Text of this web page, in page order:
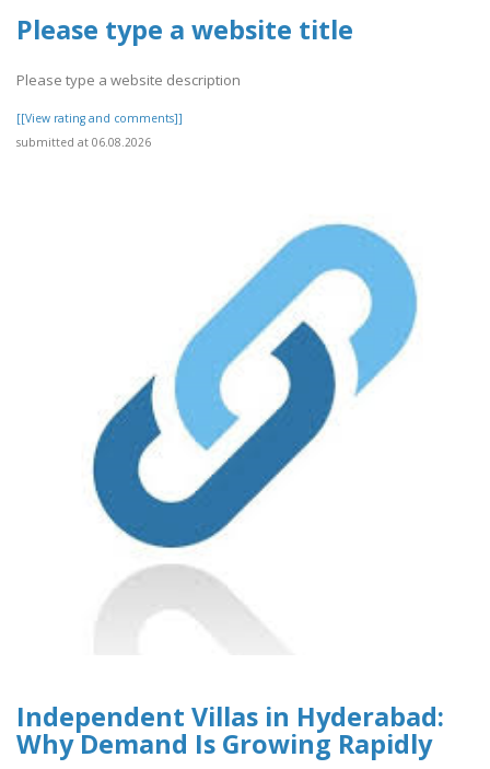
Please type a website title
Please type a website description
[[View rating and comments]]
submitted at 06.08.2026
Independent Villas in Hyderabad:
Why Demand Is Growing Rapidly